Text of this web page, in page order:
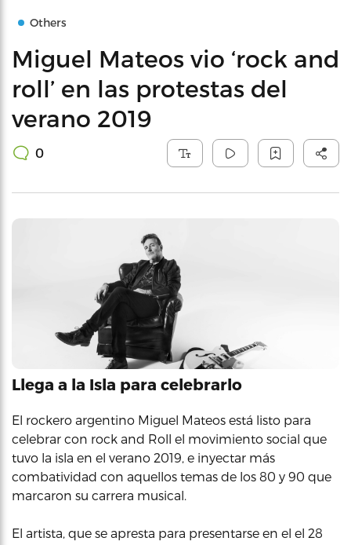
Others
Miguel Mateos vio ‘rock and
roll’ en las protestas del
verano 2019
0
Llega a la Isla para celebrarlo
El rockero argentino Miguel Mateos está listo para
celebrar con rock and Roll el movimiento social que
tuvo la isla en el verano 2019, e inyectar más
combatividad con aquellos temas de los 80 y 90 que
marcaron su carrera musical.
El artista, que se apresta para presentarse en el el 28